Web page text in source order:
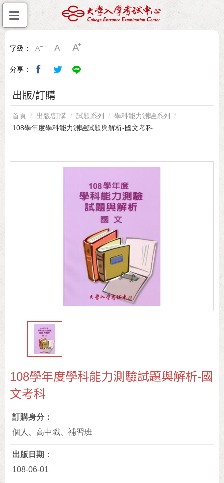
字級：
分享：
出版/訂購
首頁 出版/訂購 試題系列
學科能力測驗系列
108學年度學科能力測驗試題與解析-國文考科
108學年度學科能力測驗試題與解析-國
文考科
訂購身分
個人、高中職、補習班
出版日期
108-06-01